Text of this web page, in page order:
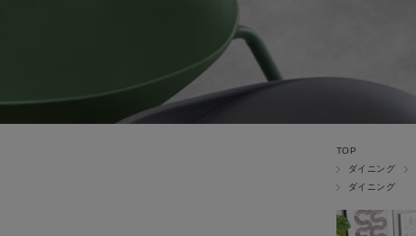
TOP
ダイニング
ダイニング